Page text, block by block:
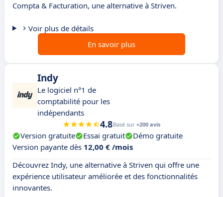
Compta & Facturation, une alternative à Striven.
Voir plus de détails
En savoir plus
Indy
Le logiciel n°1 de
comptabilité pour les
indépendants
4.8Basé sur +200 avis
Version gratuite Essai gratuit
Démo gratuite
Version payante dès 12,00 € /mois
Découvrez Indy, une alternative à Striven qui offre une
expérience utilisateur améliorée et des fonctionnalités
innovantes.